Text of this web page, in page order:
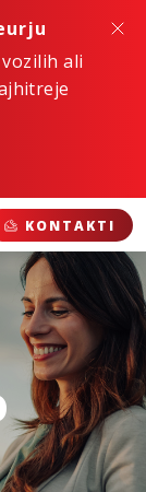
ali
KONTAKTI